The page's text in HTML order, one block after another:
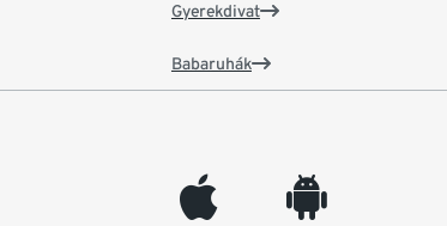
Gyerekdivat
Babaruhák
appleinc android